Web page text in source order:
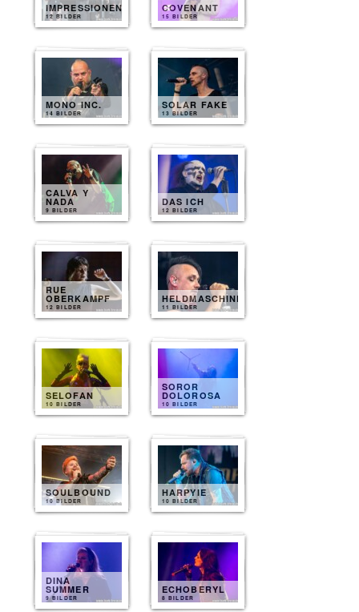
IMPRESSIONEN
12 BILDER
COVENANT
15 BILDER
MONO INC.
14 BILDER
SOLAR FAKE
13 BILDER
CALVA Y
NADA
9 BILDER
DAS ICH
12 BILDER
RUE
OBERKAMPF
12 BILDER
HELDMASCHINE
11 BILDER
SELOFAN
10 BILDER
SOROR
DOLOROSA
10 BILDER
SOULBOUND
10 BILDER
HARPYIE
10 BILDER
DINA
SUMMER
9 BILDER
ECHOBERYL
8 BILDER